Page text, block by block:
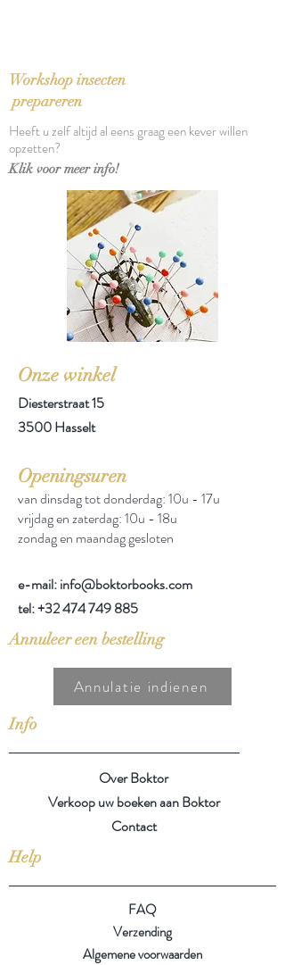
Workshop insecten
prepareren
Heeft u zelf altijd al eens graag een kever willen
opzetten?
Klik voor meer info!
Onze winkel
Diesterstraat 15
3500 Hasselt
Openingsuren
van dinsdag tot donderdag: 10u - 17u
vrijdag en zaterdag: 10u - 18u
zondag en maandag gesloten
e-mail: info@boktorbooks.com
tel:+32 474 749 885
Annuleer een bestelling
Annulatie indienen
Info
Over Boktor
Verkoop uw boeken aan Boktor
Contact
Help
FAQ
Verzending
Algemene voorwaarden